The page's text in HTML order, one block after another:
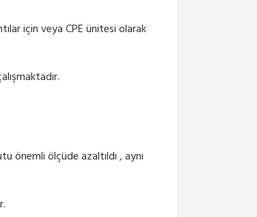
için veya CPE ünitesi olarak
önemli ölçüde azaltıldı , aynı